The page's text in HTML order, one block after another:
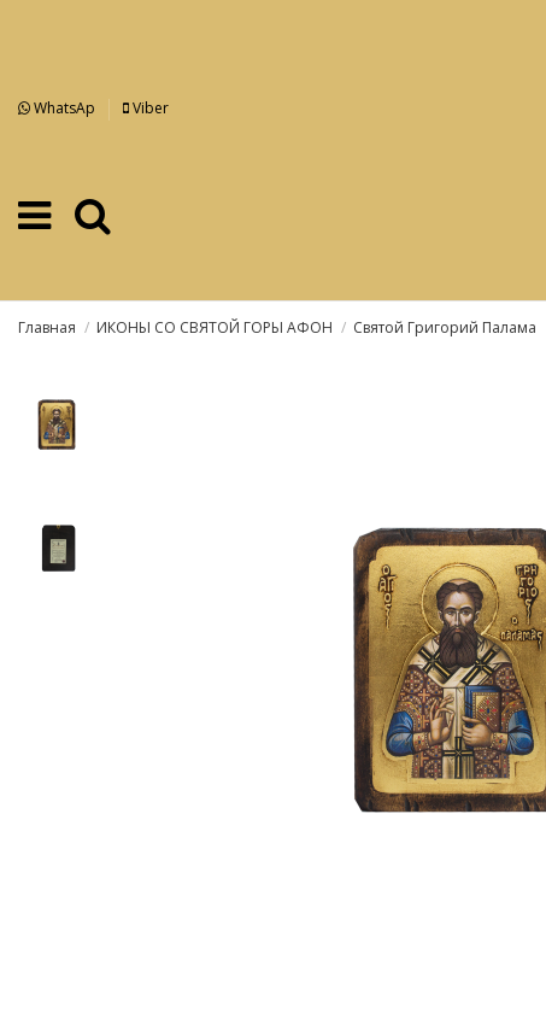
WhatsAp Viber
Главная ИКОНЫ СО СВЯТОЙ ГОРЫ АФОН Святой Григорий Палама